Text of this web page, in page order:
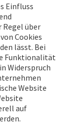
Einfluss
Regel über
Cookies
lässt. Bei
Funktionalität
Widerspruch
Website
auf